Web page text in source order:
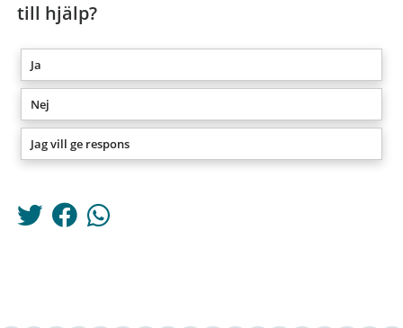
till hjälp?
Ja
Nej
Jag vill ge respons